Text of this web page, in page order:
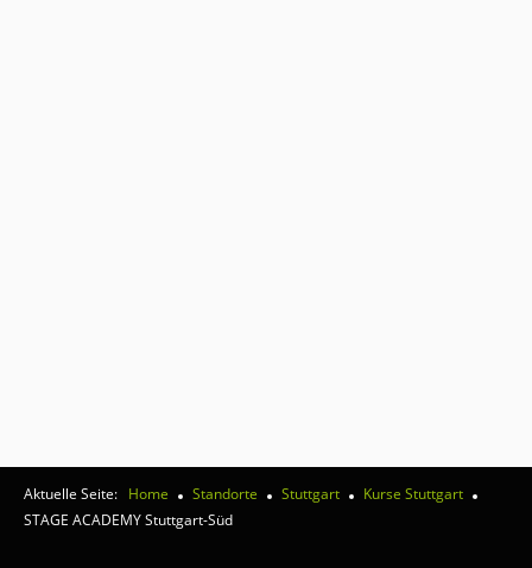
Aktuelle Seite: Home Standorte Stuttgart
Kurse Stuttgart
STAGE ACADEMY Stuttgart-Süd